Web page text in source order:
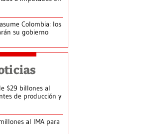
Colombia: los
su gobierno
$29 billones al
de producción y
al IMA para